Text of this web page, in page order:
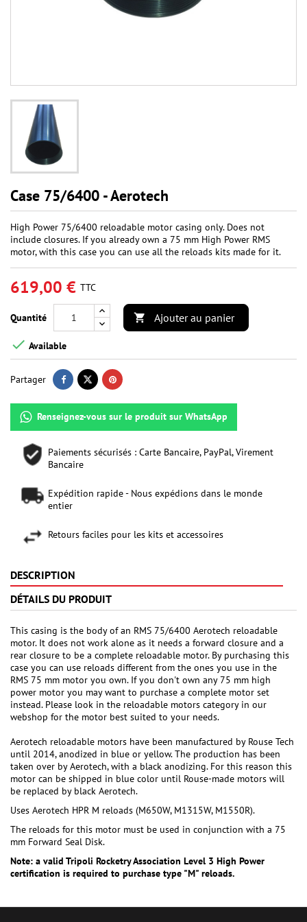
Case 75/6400 - Aerotech
High Power 75/6400 reloadable motor casing only. Does not
include closures. If you already own a 75 mm High Power RMS
motor, with this case you can use all the reloads kits made for it.
619,00 € TTC
Quantité  Ajouter au panier
 Available
Partager
Renseignez-vous sur le produit sur WhatsApp
Paiements sécurisés : Carte Bancaire, PayPal, Virement
Bancaire
Expédition rapide - Nous expédions dans le monde
entier
Retours faciles pour les kits et accessoires
DESCRIPTION
DÉTAILS DU PRODUIT
This casing is the body of an RMS 75/6400 Aerotech reloadable
motor. It does not work alone as it needs a forward closure and a
rear closure to be a complete reloadable motor. By purchasing this
case you can use reloads different from the ones you use in the
RMS 75 mm motor you own. If you don't own any 75 mm high
power motor you may want to purchase a complete motor set
instead. Please look in the reloadable motors category in our
webshop for the motor best suited to your needs.
Aerotech reloadable motors have been manufactured by Rouse Tech
until 2014, anodized in blue or yellow. The production has been
taken over by Aerotech, with a black anodizing. For this reason this
motor can be shipped in blue color until Rouse-made motors will
be replaced by black Aerotech.
Uses Aerotech HPR M reloads (M650W, M1315W, M1550R).
The reloads for this motor must be used in conjunction with a 75
mm Forward Seal Disk.
Note: a valid Tripoli Rocketry Association Level 3 High Power
certification is required to purchase type "M" reloads.